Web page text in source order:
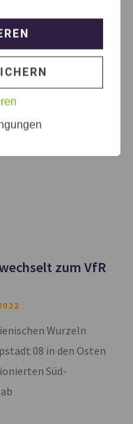
zum VfR
Wurzeln
08 in den Osten
Süd-